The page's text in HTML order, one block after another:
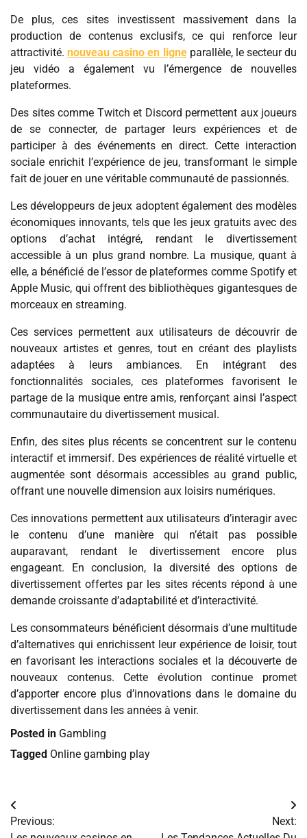
De plus, ces sites investissent massivement dans la
production de contenus exclusifs, ce qui renforce leur
attractivité.nouveau casino en ligneparallèle, le secteur du
jeu vidéo a également vu l’émergence de nouvelles
plateformes.
Des sites comme Twitch et Discord permettent aux joueurs
de se connecter, de partager leurs expériences et de
participer à des événements en direct. Cette interaction
sociale enrichit l’expérience de jeu, transformant le simple
fait de jouer en une véritable communauté de passionnés.
Les développeurs de jeux adoptent également des modèles
économiques innovants, tels que les jeux gratuits avec des
options d’achat intégré, rendant le divertissement
accessible à un plus grand nombre. La musique, quant à
elle, a bénéficié de l’essor de plateformes comme Spotify et
Apple Music, qui offrent des bibliothèques gigantesques de
morceaux en streaming.
Ces services permettent aux utilisateurs de découvrir de
nouveaux artistes et genres, tout en créant des playlists
adaptées à leurs ambiances. En intégrant des
fonctionnalités sociales, ces plateformes favorisent le
partage de la musique entre amis, renforçant ainsi l’aspect
communautaire du divertissement musical.
Enfin, des sites plus récents se concentrent sur le contenu
interactif et immersif. Des expériences de réalité virtuelle et
augmentée sont désormais accessibles au grand public,
offrant une nouvelle dimension aux loisirs numériques.
Ces innovations permettent aux utilisateurs d’interagir avec
le contenu d’une manière qui n’était pas possible
auparavant, rendant le divertissement encore plus
engageant. En conclusion, la diversité des options de
divertissement offertes par les sites récents répond à une
demande croissante d’adaptabilité et d’interactivité.
Les consommateurs bénéficient désormais d’une multitude
d’alternatives qui enrichissent leur expérience de loisir, tout
en favorisant les interactions sociales et la découverte de
nouveaux contenus. Cette évolution continue promet
d’apporter encore plus d’innovations dans le domaine du
divertissement dans les années à venir.
Posted in Gambling
Tagged Online gambing play
Post
navigation
Previous:
Next: